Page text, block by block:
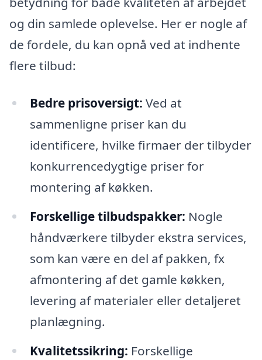
og din samlede oplevelse. Her er nogle af
de fordele, du kan opnå ved at indhente
flere tilbud:
Bedre prisoversigt: Ved at
sammenligne priser kan du
identificere, hvilke firmaer der tilbyder
konkurrencedygtige priser for
montering af køkken.
Forskellige tilbudspakker: Nogle
håndværkere tilbyder ekstra services,
som kan være en del af pakken, fx
afmontering af det gamle køkken,
levering af materialer eller detaljeret
planlægning.
Kvalitetssikring: Forskellige